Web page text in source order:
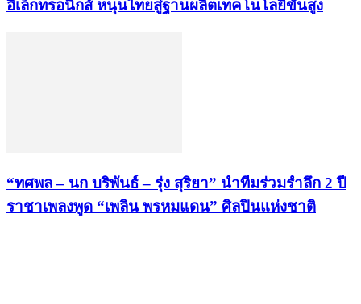
อิเล็กทรอนิกส์ หนุนไทยสู่ฐานผลิตเทคโนโลยีขั้นสูง
“ทศพล – นก บริพันธ์ – รุ่ง สุริยา” นำทีมร่วมรำลึก 2 ปี
ราชาเพลงพูด “เพลิน พรหมแดน” ศิลปินแห่งชาติ